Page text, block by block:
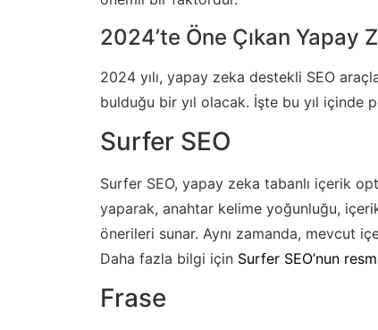
2024’te Öne Çıkan Yapay
2024 yılı, yapay zeka destekli SEO
bulduğu bir yıl olacak. İşte bu yıl içinde
Surfer SEO
Surfer SEO, yapay zeka tabanlı içerik
yaparak, anahtar kelime yoğunluğu,
önerileri sunar. Aynı zamanda, mevcut
Daha fazla bilgi için Surfer SEO’nun
Frase